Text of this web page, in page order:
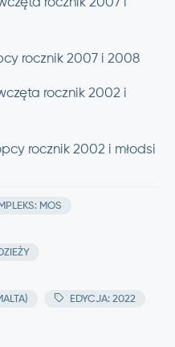
rocznik 2007 i
rocznik 2007 i 2008
rocznik 2002 i
rocznik 2002 i młodsi
MOS
EDYCJA: 2022